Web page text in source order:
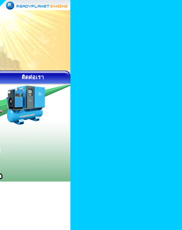
ติดต่อเรา